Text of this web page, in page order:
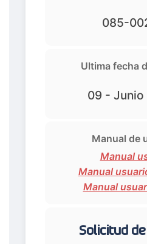
085-
Ultima fecha
09 -
Manual de
Manual
Manual
Manual
Solicitud